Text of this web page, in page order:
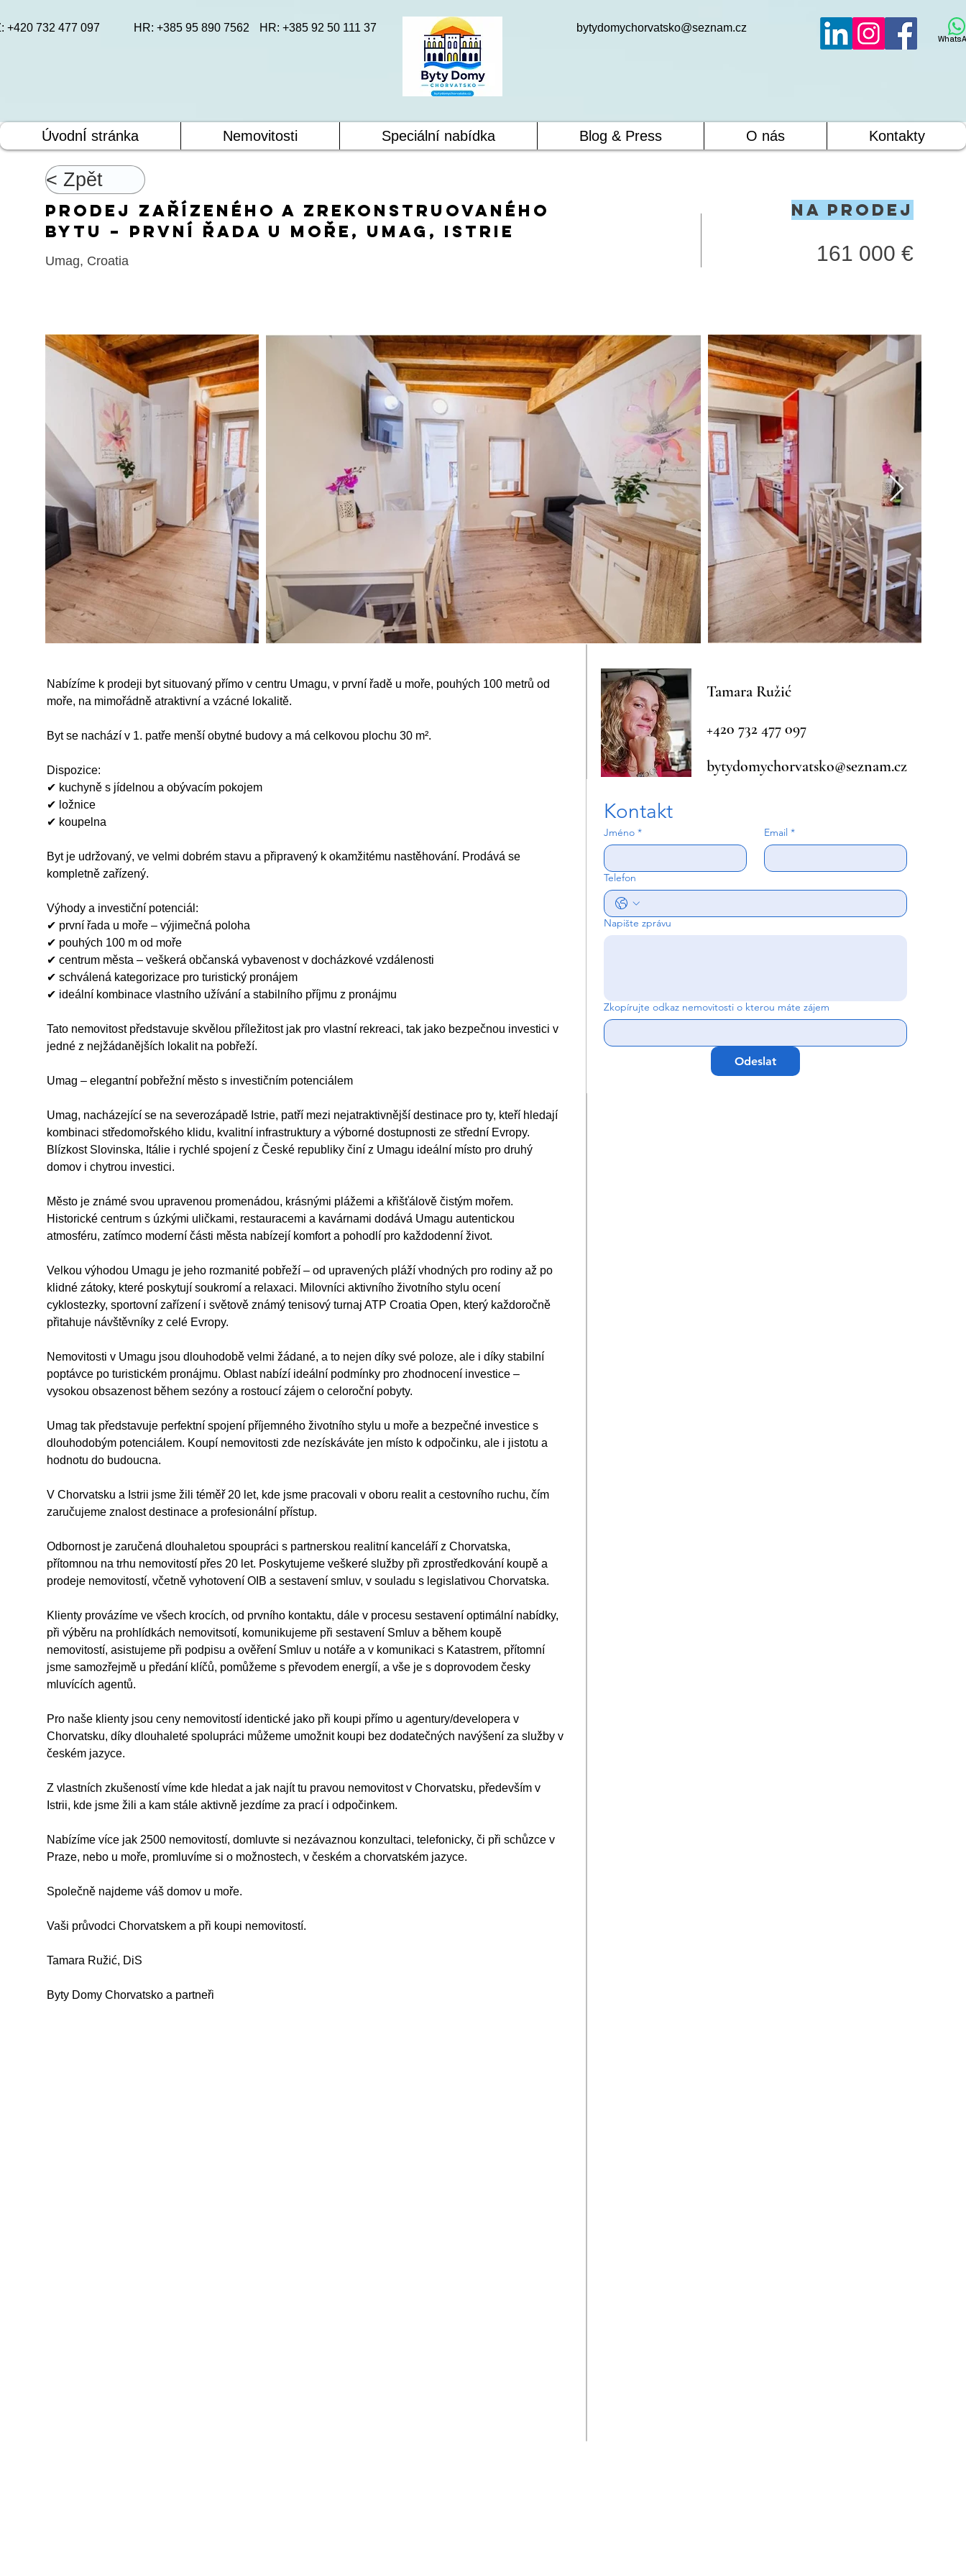
+420 732 477 097 HR: +385 95 890 7562 HR: +385 92 50 111 37 bytydomychorvatsko@seznam.cz
ÚvodnÍ stránka Nemovitosti Speciální nabídka Blog & Press O nás Kontakty
Prodej zařízeného a zrekonstruovaného
bytu – první řada u moře, Umag, Istrie
Na prodej
161 000 €
Umag, Croatia
< Zpět
Nabízíme k prodeji byt situovaný přímo v centru Umagu, v první řadě u moře, pouhých 100 metrů od
moře, na mimořádně atraktivní a vzácné lokalitě.
Byt se nachází v 1. patře menší obytné budovy a má celkovou plochu 30 m².
Dispozice:
✔ kuchyně s jídelnou a obývacím pokojem
✔ ložnice
✔ koupelna
Byt je udržovaný, ve velmi dobrém stavu a připravený k okamžitému nastěhování. Prodává se
kompletně zařízený.
Výhody a investiční potenciál:
✔ první řada u moře – výjimečná poloha
✔ pouhých 100 m od moře
✔ centrum města – veškerá občanská vybavenost v docházkové vzdálenosti
✔ schválená kategorizace pro turistický pronájem
✔ ideální kombinace vlastního užívání a stabilního příjmu z pronájmu
Tato nemovitost představuje skvělou příležitost jak pro vlastní rekreaci, tak jako bezpečnou investici v
jedné z nejžádanějších lokalit na pobřeží.
Umag – elegantní pobřežní město s investičním potenciálem
Umag, nacházející se na severozápadě Istrie, patří mezi nejatraktivnější destinace pro ty, kteří hledají
kombinaci středomořského klidu, kvalitní infrastruktury a výborné dostupnosti ze střední Evropy.
Blízkost Slovinska, Itálie i rychlé spojení z České republiky činí z Umagu ideální místo pro druhý
domov i chytrou investici.
Město je známé svou upravenou promenádou, krásnými plážemi a křišťálově čistým mořem.
Historické centrum s úzkými uličkami, restauracemi a kavárnami dodává Umagu autentickou
atmosféru, zatímco moderní části města nabízejí komfort a pohodlí pro každodenní život.
Velkou výhodou Umagu je jeho rozmanité pobřeží – od upravených pláží vhodných pro rodiny až po
klidné zátoky, které poskytují soukromí a relaxaci. Milovníci aktivního životního stylu ocení
cyklostezky, sportovní zařízení i světově známý tenisový turnaj ATP Croatia Open, který každoročně
přitahuje návštěvníky z celé Evropy.
Nemovitosti v Umagu jsou dlouhodobě velmi žádané, a to nejen díky své poloze, ale i díky stabilní
poptávce po turistickém pronájmu. Oblast nabízí ideální podmínky pro zhodnocení investice –
vysokou obsazenost během sezóny a rostoucí zájem o celoroční pobyty.
Umag tak představuje perfektní spojení příjemného životního stylu u moře a bezpečné investice s
dlouhodobým potenciálem. Koupí nemovitosti zde nezískáváte jen místo k odpočinku, ale i jistotu a
hodnotu do budoucna.
V Chorvatsku a Istrii jsme žili téměř 20 let, kde jsme pracovali v oboru realit a cestovního ruchu, čím
zaručujeme znalost destinace a profesionální přístup.
Odbornost je zaručená dlouhaletou spoupráci s partnerskou realitní kanceláří z Chorvatska,
přítomnou na trhu nemovitostí přes 20 let. Poskytujeme veškeré služby při zprostředkování koupě a
prodeje nemovitostí, včetně vyhotovení OIB a sestavení smluv, v souladu s legislativou Chorvatska.
Klienty provázíme ve všech krocích, od prvního kontaktu, dále v procesu sestavení optimální nabídky,
při výběru na prohlídkách nemovitsotí, komunikujeme při sestavení Smluv a během koupě
nemovitostí, asistujeme při podpisu a ověření Smluv u notáře a v komunikaci s Katastrem, přítomní
jsme samozřejmě u předání klíčů, pomůžeme s převodem energíí, a vše je s doprovodem česky
mluvících agentů.
Pro naše klienty jsou ceny nemovitostí identické jako při koupi přímo u agentury/developera v
Chorvatsku, díky dlouhaleté spolupráci můžeme umožnit koupi bez dodatečných navýšení za služby v
českém jazyce.
Z vlastních zkušeností víme kde hledat a jak najít tu pravou nemovitost v Chorvatsku, především v
Istrii, kde jsme žili a kam stále aktivně jezdíme za prací i odpočinkem.
Nabízíme více jak 2500 nemovitostí, domluvte si nezávaznou konzultaci, telefonicky, či při schůzce v
Praze, nebo u moře, promluvíme si o možnostech, v českém a chorvatském jazyce.
Společně najdeme váš domov u moře.
Vaši průvodci Chorvatskem a při koupi nemovitostí.
Tamara Ružić, DiS
Byty Domy Chorvatsko a partneři
Tamara Ružić
+420 732 477 097
bytydomychorvatsko@seznam.cz
Kontakt
Jméno * Email *
Telefon
Napište zprávu
Zkopírujte odkaz nemovitosti o kterou máte zájem
Odeslat